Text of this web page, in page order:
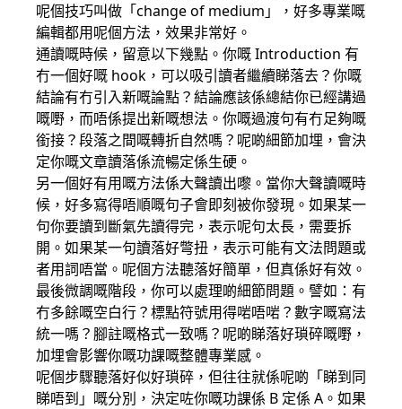
呢個技巧叫做「change of medium」，好多專業嘅
編輯都用呢個方法，效果非常好。
通讀嘅時候，留意以下幾點。你嘅 Introduction 有
冇一個好嘅 hook，可以吸引讀者繼續睇落去？你嘅
結論有冇引入新嘅論點？結論應該係總結你已經講過
嘅嘢，而唔係提出新嘅想法。你嘅過渡句有冇足夠嘅
銜接？段落之間嘅轉折自然嗎？呢啲細節加埋，會決
定你嘅文章讀落係流暢定係生硬。
另一個好有用嘅方法係大聲讀出嚟。當你大聲讀嘅時
候，好多寫得唔順嘅句子會即刻被你發現。如果某一
句你要讀到斷氣先讀得完，表示呢句太長，需要拆
開。如果某一句讀落好彆扭，表示可能有文法問題或
者用詞唔當。呢個方法聽落好簡單，但真係好有效。
最後微調嘅階段，你可以處理啲細節問題。譬如：有
冇多餘嘅空白行？標點符號用得啱唔啱？數字嘅寫法
統一嗎？腳註嘅格式一致嗎？呢啲睇落好瑣碎嘅嘢，
加埋會影響你嘅功課嘅整體專業感。
呢個步驟聽落好似好瑣碎，但往往就係呢啲「睇到同
睇唔到」嘅分別，決定咗你嘅功課係 B 定係 A。如果